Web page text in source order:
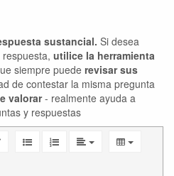
sustancial. Si desea
utilice la herramienta
siempre puede revisar sus
de contestar la misma pregunta
valorar- realmente ayuda a
y respuestas